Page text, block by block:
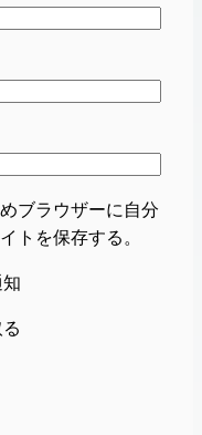
ブラウザーに自分
トを保存する。